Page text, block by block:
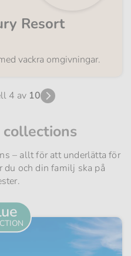
Resort
vackra omgivningar.
4 av 10
– allt för att underlätta för
och din familj ska på